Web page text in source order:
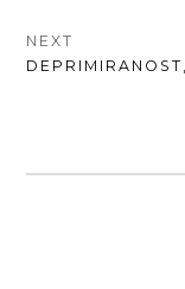
NEXT
NEXT